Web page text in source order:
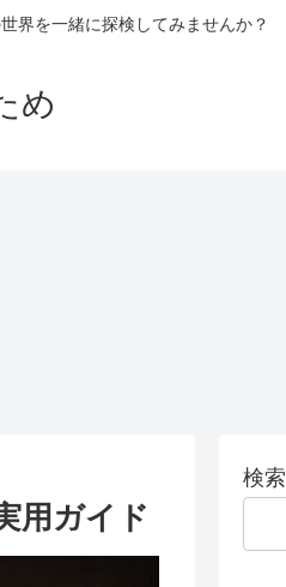
界を一緒に探検してみませんか？
め
用ガイド
検索